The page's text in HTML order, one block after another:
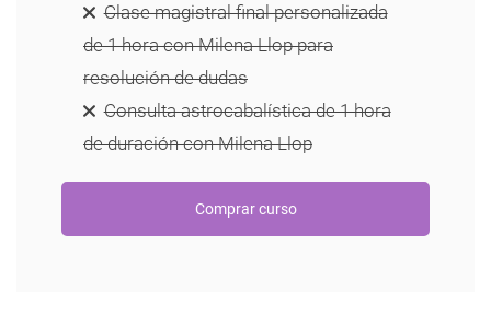
Clase magistral final personalizada
de 1 hora con Milena Llop para
resolución de dudas
Consulta astrocabalística de 1 hora
de duración con Milena Llop